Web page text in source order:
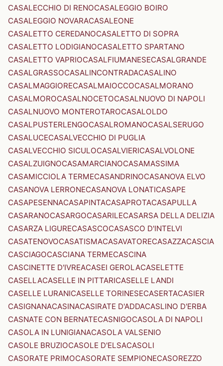
CASALECCHIO DI RENOCASALEGGIO BOIRO
CASALEGGIO NOVARACASALEONE
CASALETTO CEREDANOCASALETTO DI SOPRA
CASALETTO LODIGIANOCASALETTO SPARTANO
CASALETTO VAPRIOCASALFIUMANESECASALGRANDE
CASALGRASSOCASALINCONTRADACASALINO
CASALMAGGIORECASALMAIOCCOCASALMORANO
CASALMOROCASALNOCETOCASALNUOVO DI NAPOLI
CASALNUOVO MONTEROTAROCASALOLDO
CASALPUSTERLENGOCASALROMANOCASALSERUGO
CASALUCECASALVECCHIO DI PUGLIA
CASALVECCHIO SICULOCASALVIERICASALVOLONE
CASALZUIGNOCASAMARCIANOCASAMASSIMA
CASAMICCIOLA TERMECASANDRINOCASANOVA ELVO
CASANOVA LERRONECASANOVA LONATICASAPE
CASAPESENNACASAPINTACASAPROTACASAPULLA
CASARANOCASARGOCASARILECASARSA DELLA DELIZIA
CASARZA LIGURECASASCOCASASCO D'INTELVI
CASATENOVOCASATISMACASAVATORECASAZZACASCIA
CASCIAGOCASCIANA TERMECASCINA
CASCINETTE D'IVREACASEI GEROLACASELETTE
CASELLACASELLE IN PITTARICASELLE LANDI
CASELLE LURANICASELLE TORINESECASERTACASIER
CASIGNANACASINACASIRATE D'ADDACASLINO D'ERBA
CASNATE CON BERNATECASNIGOCASOLA DI NAPOLI
CASOLA IN LUNIGIANACASOLA VALSENIO
CASOLE BRUZIOCASOLE D'ELSACASOLI
CASORATE PRIMOCASORATE SEMPIONECASOREZZO